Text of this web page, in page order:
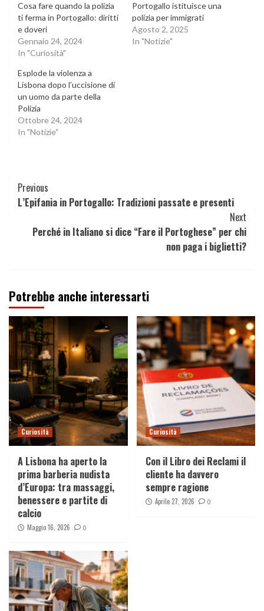
Cosa fare quando la polizia
ti ferma in Portogallo: diritti
e doveri
Gennaio 24, 2024
In "Curiosità"
Portogallo istituisce una
polizia per immigrati
Agosto 2, 2025
In "Notizie"
Esplode la violenza a
Lisbona dopo l’uccisione di
un uomo da parte della
Polizia
Ottobre 24, 2024
In "Notizie"
Continue
Reading
Previous
L’Epifania in Portogallo: Tradizioni passate e presenti
Next
Perché in Italiano si dice “Fare il Portoghese” per chi
non paga i biglietti?
Potrebbe anche interessarti
Curiosità
A Lisbona ha aperto la
prima barberia nudista
d’Europa: tra massaggi,
benessere e partite di
calcio
Maggio 16, 2026 0
Curiosità
Con il Libro dei Reclami il
cliente ha davvero
sempre ragione
Aprile 27, 2026 0